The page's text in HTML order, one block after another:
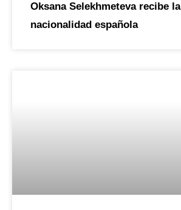
Oksana Selekhmeteva recibe la
nacionalidad española